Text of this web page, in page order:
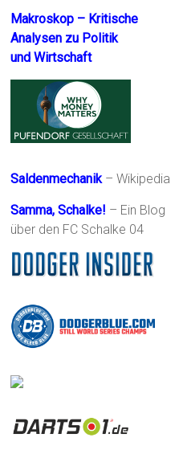
Makroskop – Kritische
Analysen zu Politik
und Wirtschaft
Saldenmechanik– Wikipedia
Samma, Schalke! – Ein Blog
über den FC Schalke 04